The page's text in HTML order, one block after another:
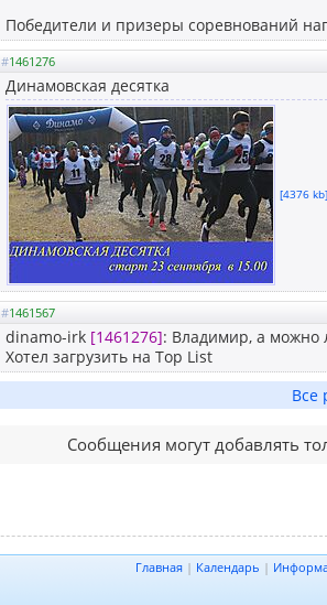
Победители и призеры соревнований
#1461276
Динамовская десятка
[4376
#1461567
dinamo-irk [1461276]: Владимир, а можно
Хотел загрузить на Top List
Все
Сообщения могут добавлять
Главная | Календарь |